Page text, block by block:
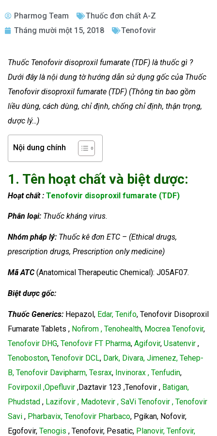
Pharmog Team
Thuốc đơn chất A-Z
Tháng mười một 15, 2018
Tenofovir
Thuốc Tenofovir disoproxil fumarate (TDF) là thuốc gì ?
Dưới đây là nội dung tờ hướng dẫn sử dụng gốc của Thuốc
Tenofovir disoproxil fumarate (TDF) (Thông tin bao gồm
liều dùng, cách dùng, chỉ định, chống chỉ định, thận trọng,
dược lý…)
Nội dung chính
1. Tên hoạt chất và biệt dược:
Hoạt chất : Tenofovir disoproxil fumarate (TDF)
Phân loại: Thuốc kháng virus.
Nhóm pháp lý: Thuốc kê đơn ETC – (Ethical drugs,
prescription drugs, Prescription only medicine)
Mã ATC(Anatomical Therapeutic Chemical): J05AF07.
Biệt dược gốc:
Thuốc Generics: Hepazol, Edar, Tenifo, Tenofovir Disoproxil
Fumarate Tablets , Nofirom , Tenohealth, Mocrea Tenofovir,
Tenofovir DHG, Tenofovir FT Pharma, Agifovir, Usatenvir ,
Tenoboston, Tenofovir DCL, Dark, Divara, Jimenez, Tehep-
B, Tenofovir Davipharm, Tesrax, Invinorax , Tenfudin,
Fovirpoxil ,Opefluvir ,Daztavir 123 ,Tenofovir , Batigan,
Phudstad , Lazifovir , Madotevir , SaVi Tenofovir , Tenofovir
Savi , Pharbavix, Tenofovir Pharbaco, Pgikan, Nofovir,
Egofovir, Tenogis , Tenofovir, Pesatic, Planovir, Tenfovir,